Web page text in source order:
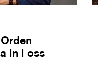
in i oss